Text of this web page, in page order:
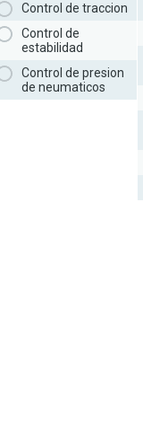
Control de traccion
Control de
estabilidad
Control de presion
de neumaticos